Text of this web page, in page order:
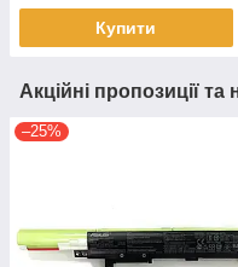
Купити
Акційні пропозиції та
–25%